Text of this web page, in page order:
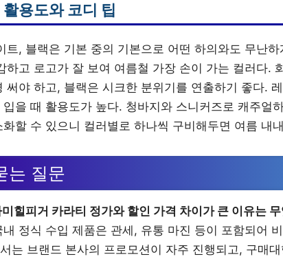
용도와 코디 팁
트, 블랙은 기본 중의 기본으로 어떤 하의와도 무난
하고 로고가 잘 보여 여름철 가장 손이 가는 컬러다.
써야 하고, 블랙은 시크한 분위기를 연출하기 좋다.
입을 때 활용도가 높다. 청바지와 스니커즈로 캐주얼
화할 수 있으니 컬러별로 하나씩 구비해두면 여름 내
는 질문
미힐피거 카라티 정가와 할인 가격 차이가 큰 이유는
내 정식 수입 제품은 관세, 유통 마진 등이 포함되어
는 브랜드 본사의 프로모션이 자주 진행되고, 구매